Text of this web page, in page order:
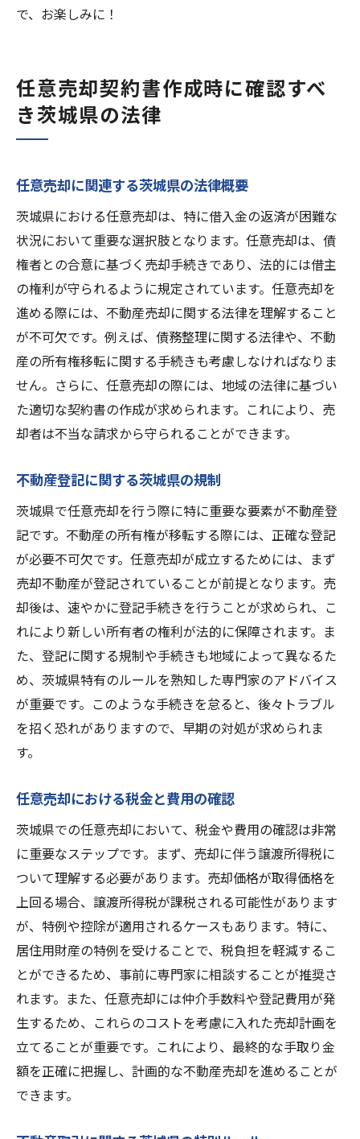
で、お楽しみに！
任意売却契約書作成時に確認すべ
き茨城県の法律
任意売却に関連する茨城県の法律概要
茨城県における任意売却は、特に借入金の返済が困難な
状況において重要な選択肢となります。任意売却は、債
権者との合意に基づく売却手続きであり、法的には借主
の権利が守られるように規定されています。任意売却を
進める際には、不動産売却に関する法律を理解すること
が不可欠です。例えば、債務整理に関する法律や、不動
産の所有権移転に関する手続きも考慮しなければなりま
せん。さらに、任意売却の際には、地域の法律に基づい
た適切な契約書の作成が求められます。これにより、売
却者は不当な請求から守られることができます。
不動産登記に関する茨城県の規制
茨城県で任意売却を行う際に特に重要な要素が不動産登
記です。不動産の所有権が移転する際には、正確な登記
が必要不可欠です。任意売却が成立するためには、まず
売却不動産が登記されていることが前提となります。売
却後は、速やかに登記手続きを行うことが求められ、こ
れにより新しい所有者の権利が法的に保障されます。ま
た、登記に関する規制や手続きも地域によって異なるた
め、茨城県特有のルールを熟知した専門家のアドバイス
が重要です。このような手続きを怠ると、後々トラブル
を招く恐れがありますので、早期の対処が求められま
す。
任意売却における税金と費用の確認
茨城県での任意売却において、税金や費用の確認は非常
に重要なステップです。まず、売却に伴う譲渡所得税に
ついて理解する必要があります。売却価格が取得価格を
上回る場合、譲渡所得税が課税される可能性があります
が、特例や控除が適用されるケースもあります。特に、
居住用財産の特例を受けることで、税負担を軽減するこ
とができるため、事前に専門家に相談することが推奨さ
れます。また、任意売却には仲介手数料や登記費用が発
生するため、これらのコストを考慮に入れた売却計画を
立てることが重要です。これにより、最終的な手取り金
額を正確に把握し、計画的な不動産売却を進めることが
できます。